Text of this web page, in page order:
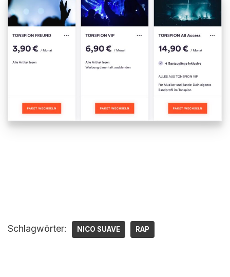
Schlagwörter: NICO SUAVE RAP